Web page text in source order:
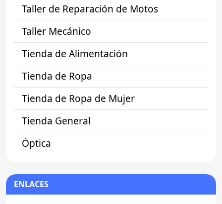
Taller de Reparación de Motos
Taller Mecánico
Tienda de Alimentación
Tienda de Ropa
Tienda de Ropa de Mujer
Tienda General
Óptica
ENLACES